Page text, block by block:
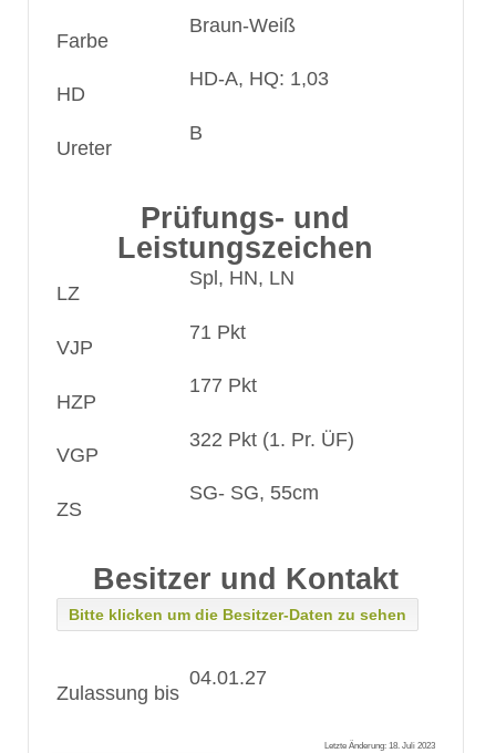
Farbe
Braun-Weiß
HD
HD-A, HQ: 1,03
Ureter
B
Prüfungs- und
Leistungszeichen
LZ
Spl, HN, LN
VJP
71 Pkt
HZP
177 Pkt
VGP
322 Pkt (1. Pr. ÜF)
ZS
SG- SG, 55cm
Besitzer und Kontakt
Bitte klicken um die Besitzer-Daten zu sehen
Zulassung bis
04.01.27
Letzte Änderung: 18. Juli 2023